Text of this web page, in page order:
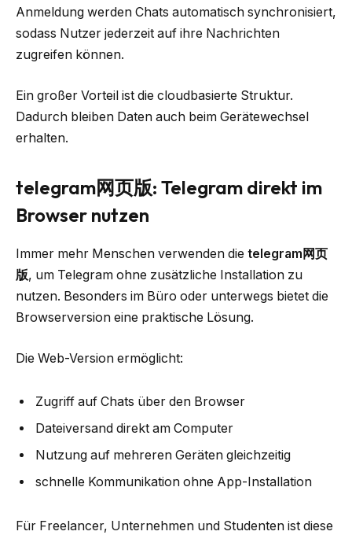
Anmeldung werden Chats automatisch synchronisiert,
sodass Nutzer jederzeit auf ihre Nachrichten
zugreifen können.
Ein großer Vorteil ist die cloudbasierte Struktur.
Dadurch bleiben Daten auch beim Gerätewechsel
erhalten.
telegram网页版: Telegram direkt im
Browser nutzen
Immer mehr Menschen verwenden die telegram网页
版, um Telegram ohne zusätzliche Installation zu
nutzen. Besonders im Büro oder unterwegs bietet die
Browserversion eine praktische Lösung.
Die Web-Version ermöglicht:
Zugriff auf Chats über den Browser
Dateiversand direkt am Computer
Nutzung auf mehreren Geräten gleichzeitig
schnelle Kommunikation ohne App-Installation
Für Freelancer, Unternehmen und Studenten ist diese